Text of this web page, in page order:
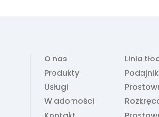
O nas
Produkty
Usługi
Wiadomości
Linia